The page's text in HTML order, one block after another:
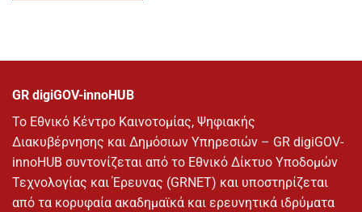
GR digiGOV-innoHUB
Το Εθνικό Κέντρο Καινοτομίας, Ψηφιακής
Διακυβέρνησης και Δημόσιων Υπηρεσιών – GR digiGOV-
innoHUB συντονίζεται από το Εθνικό Δίκτυο Υποδομών
Τεχνολογίας και Έρευνας (GRNET) και υποστηρίζεται
από τα κορυφαία ακαδημαϊκά και ερευνητικά ιδρύματα